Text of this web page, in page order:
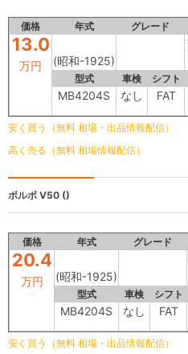
価格 年式 グレード
13.0
万円 (昭和-1925)
型式 車検 シフト
MB4204S なし FAT
安く買う（無料 相場・出品情報配信）
高く売る（無料 相場情報配信）
ボルボ V50 ()
価格 年式 グレード
20.4
万円 (昭和-1925)
型式 車検 シフト
MB4204S なし FAT
安く買う（無料 相場・出品情報配信）